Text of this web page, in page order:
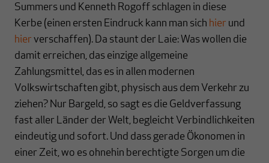
Summers und Kenneth Rogoff schlagen in diese
Kerbe (einen ersten Eindruck kann man sich hier und
hier verschaffen). Da staunt der Laie: Was wollen die
damit erreichen, das einzige allgemeine
Zahlungsmittel, das es in allen modernen
Volkswirtschaften gibt, physisch aus dem Verkehr zu
ziehen? Nur Bargeld, so sagt es die Geldverfassung
fast aller Länder der Welt, begleicht Verbindlichkeiten
eindeutig und sofort. Und dass gerade Ökonomen in
einer Zeit, wo es ohnehin berechtigte Sorgen um die